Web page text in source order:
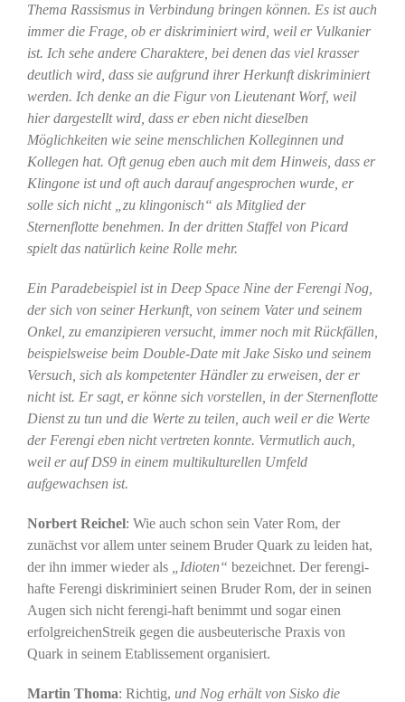
Thema Rassismus in Verbindung bringen können. Es ist auch
immer die Frage, ob er diskriminiert wird, weil er Vulkanier
ist. Ich sehe andere Charaktere, bei denen das viel krasser
deutlich wird, dass sie aufgrund ihrer Herkunft diskriminiert
werden. Ich denke an die Figur von Lieutenant Worf, weil
hier dargestellt wird, dass er eben nicht dieselben
Möglichkeiten wie seine menschlichen Kolleginnen und
Kollegen hat. Oft genug eben auch mit dem Hinweis, dass er
Klingone ist und oft auch darauf angesprochen wurde, er
solle sich nicht „zu klingonisch“ als Mitglied der
Sternenflotte benehmen. In der dritten Staffel von Picard
spielt das natürlich keine Rolle mehr.
Ein Paradebeispiel ist in Deep Space Nine der Ferengi Nog,
der sich von seiner Herkunft, von seinem Vater und seinem
Onkel, zu emanzipieren versucht, immer noch mit Rückfällen,
beispielsweise beim Double-Date mit Jake Sisko und seinem
Versuch, sich als kompetenter Händler zu erweisen, der er
nicht ist. Er sagt, er könne sich vorstellen, in der Sternenflotte
Dienst zu tun und die Werte zu teilen, auch weil er die Werte
der Ferengi eben nicht vertreten konnte. Vermutlich auch,
weil er auf DS9 in einem multikulturellen Umfeld
aufgewachsen ist.
Norbert Reichel: Wie auch schon sein Vater Rom, der
zunächst vor allem unter seinem Bruder Quark zu leiden hat,
der ihn immer wieder als
„Idioten“ bezeichnet. Der ferengi-
hafte Ferengi diskriminiert seinen Bruder Rom, der in seinen
Augen sich nicht ferengi-haft benimmt und sogar einen
erfolgreichenStreik gegen die ausbeuterische Praxis von
Quark in seinem Etablissement organisiert.
Martin Thoma: Richtig, und Nog erhält von Sisko die